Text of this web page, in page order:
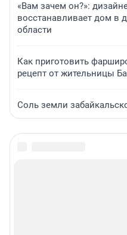
«Вам зачем он?»:
восстанавливает дом в
области
Как приготовить
рецепт от жительницы
Соль земли